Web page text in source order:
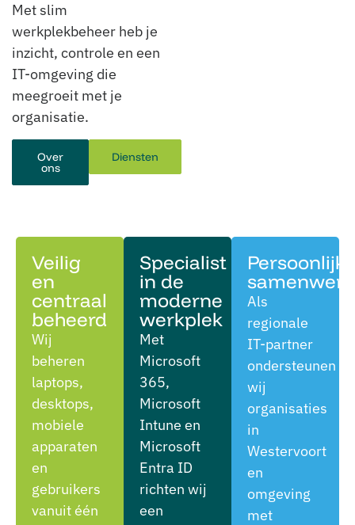
Met slim
werkplekbeheer heb je
inzicht, controle en een
IT-omgeving die
meegroeit met je
organisatie.
Over
ons
Diensten
Veilig
en
centraal
beheerd
Wij
beheren
laptops,
desktops,
mobiele
apparaten
en
gebruikers
vanuit één
Specialist
in de
moderne
werkplek
Met
Microsoft
365,
Microsoft
Intune en
Microsoft
Entra ID
richten wij
een
Persoonlijke
Als
regionale
IT-partner
ondersteunen
wij
organisaties
in
Westervoort
en
omgeving
met